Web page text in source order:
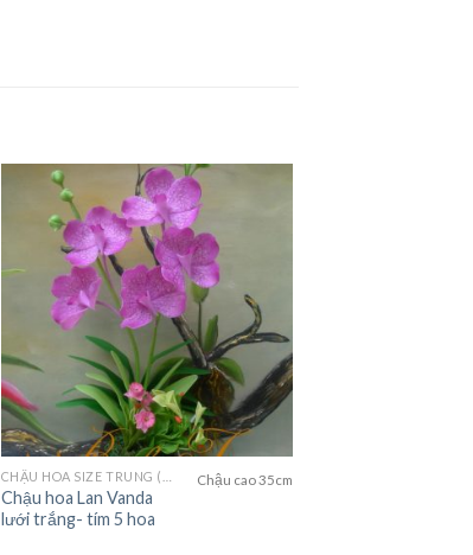
Chậu hoa Lan Vanda
lưới trắng- tím 5 hoa
Chậu cao 35cm